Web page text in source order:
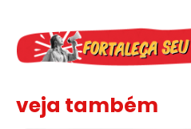
veja também